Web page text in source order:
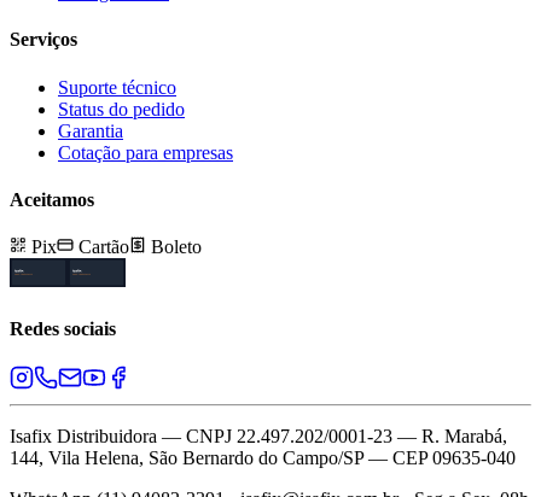
Serviços
Suporte técnico
Status do pedido
Garantia
Cotação para empresas
Aceitamos
Pix Cartão Boleto
Redes sociais
Isafix Distribuidora — CNPJ 22.497.202/0001-23 — R. Marabá,
144, Vila Helena, São Bernardo do Campo/SP — CEP 09635-040